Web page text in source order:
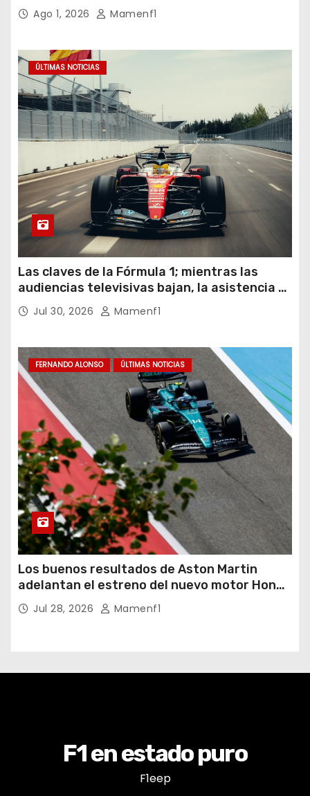
Ago 1, 2026 Mamenf1
ÚLTIMAS NOTICIAS
Las claves de la Fórmula 1; mientras las
audiencias televisivas bajan, la asistencia a
los circuitos suben y en España se nos
vienen sorpresas
Jul 30, 2026 Mamenf1
FERNANDO ALONSO ÚLTIMAS NOTICIAS
Los buenos resultados de Aston Martin
adelantan el estreno del nuevo motor Honda
y será este miércoles
Jul 28, 2026 Mamenf1
F1 en estado puro
F1eep